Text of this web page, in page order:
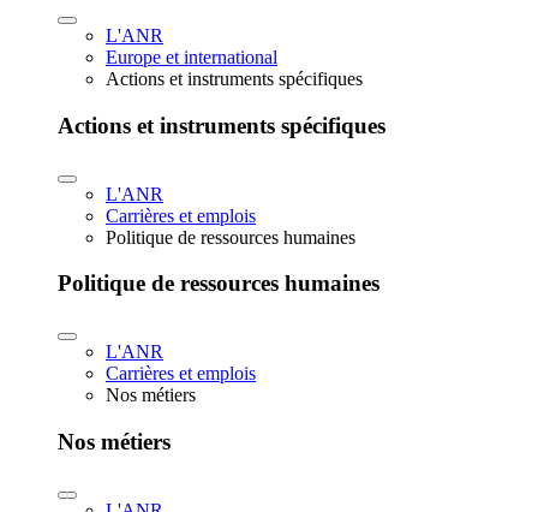
L'ANR
Europe et international
Actions et instruments spécifiques
Actions et instruments spécifiques
L'ANR
Carrières et emplois
Politique de ressources humaines
Politique de ressources humaines
L'ANR
Carrières et emplois
Nos métiers
Nos métiers